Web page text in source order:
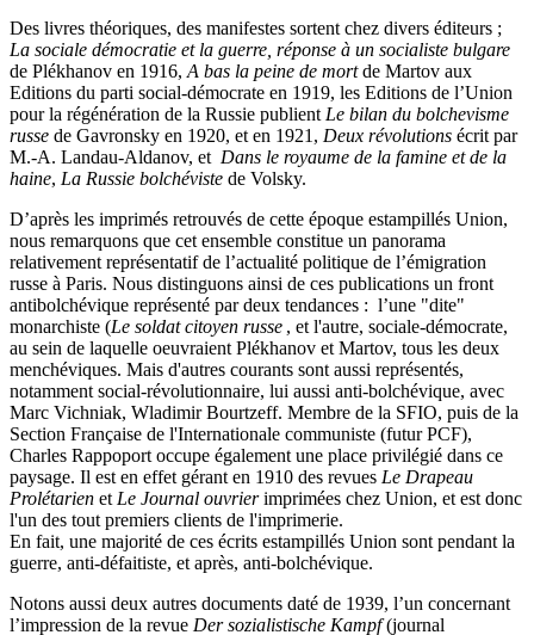
Des livres théoriques, des manifestes sortent chez divers éditeurs ;
La sociale démocratie et la guerre, réponse à un socialiste bulgare
de Plékhanov en 1916, A bas la peine de mortde Martov aux
Editions du parti social-démocrate en 1919, les Editions de l’Union
pour la régénération de la Russie publient Le bilan du bolchevisme
russe de Gavronsky en 1920, et en 1921, Deux révolutions écrit par
M.-A. Landau-Aldanov, et Dans le royaume de la famine et de la
haine, La Russie bolchéviste de Volsky.
D’après les imprimés retrouvés de cette époque estampillés Union,
nous remarquons que cet ensemble constitue un panorama
relativement représentatif de l’actualité politique de l’émigration
russe à Paris. Nous distinguons ainsi de ces publications un front
antibolchévique représenté par deux tendances : l’une "dite"
monarchiste (Le soldat citoyen russe , et l'autre, sociale-démocrate,
au sein de laquelle oeuvraient Plékhanov et Martov, tous les deux
menchéviques. Mais d'autres courants sont aussi représentés,
notamment social-révolutionnaire, lui aussi anti-bolchévique, avec
Marc Vichniak, Wladimir Bourtzeff. Membre de la SFIO, puis de la
Section Française de l'Internationale communiste (futur PCF),
Charles Rappoport occupe également une place privilégié dans ce
paysage. Il est en effet gérant en 1910 des revues Le Drapeau
Prolétarien et Le Journal ouvrierimprimées chez Union, et est donc
l'un des tout premiers clients de l'imprimerie.
En fait, une majorité de ces écrits estampillés Union sont pendant la
guerre, anti-défaitiste, et après, anti-bolchévique.
Notons aussi deux autres documents daté de 1939, l’un concernant
l’impression de la revue Der sozialistische Kampf(journal